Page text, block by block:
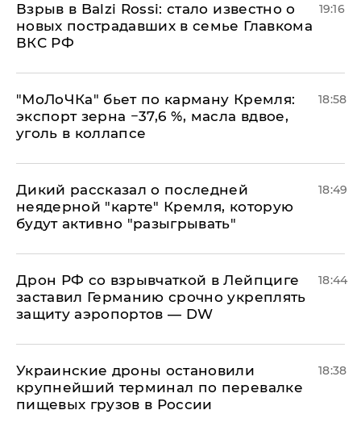
Взрыв в Balzi Rossi: стало известно о
новых пострадавших в семье Главкома
ВКС РФ
19:16
​"МоЛоЧКа" бьет по карману Кремля:
экспорт зерна −37,6 %, масла вдвое,
уголь в коллапсе
18:58
Дикий рассказал о последней
неядерной "карте" Кремля, которую
будут активно "разыгрывать"
18:49
​Дрон РФ со взрывчаткой в Лейпциге
заставил Германию срочно укреплять
защиту аэропортов — DW
18:44
Украинские дроны остановили
крупнейший терминал по перевалке
пищевых грузов в России
18:38